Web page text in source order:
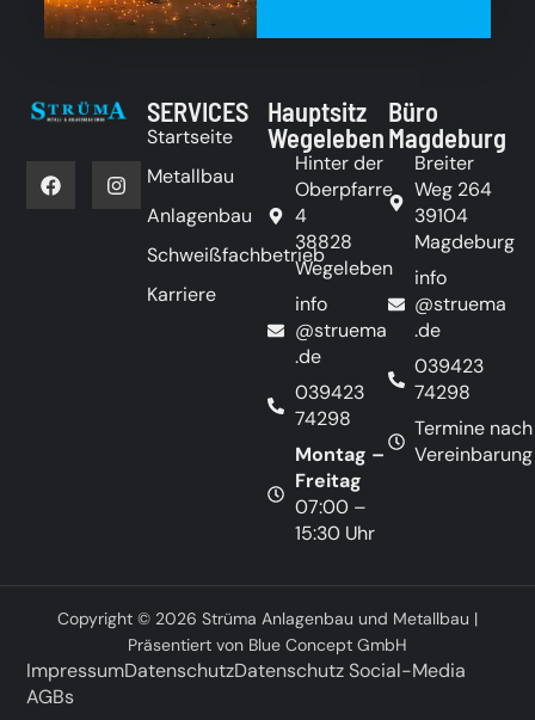
SERVICES
Startseite
Metallbau
Anlagenbau
Schweißfachbetrieb
Karriere
Hauptsitz
Wegeleben
Hinter der
Oberpfarre
4
38828
Wegeleben
info
@struema
.de
039423
74298
Montag –
Freitag
07:00 –
15:30 Uhr
Büro
Magdeburg
Breiter
Weg 264
39104
Magdeburg
info
@struema
.de
039423
74298
Termine nach
Vereinbarung
Copyright © 2026 Strüma Anlagenbau und Metallbau |
Präsentiert von Blue Concept GmbH
ImpressumDatenschutzDatenschutz Social-Media
AGBs